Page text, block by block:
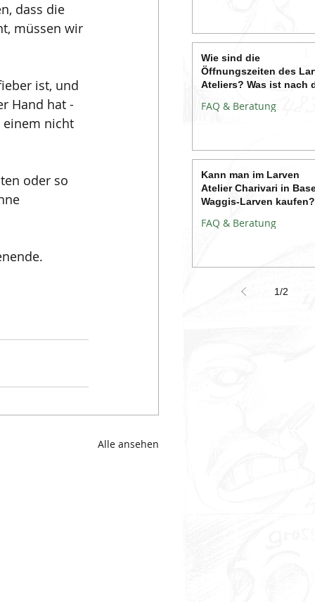
dass die
müssen wir
ist, und
Hand hat -
einem nicht
oder so
Alle ansehen
Wie sind die
Öffnungszeiten des
Ateliers? Was ist nach
FAQ & Beratung
Kann man im Larven
Atelier Charivari in
Waggis-Larven kaufen?
FAQ & Beratung
1/2